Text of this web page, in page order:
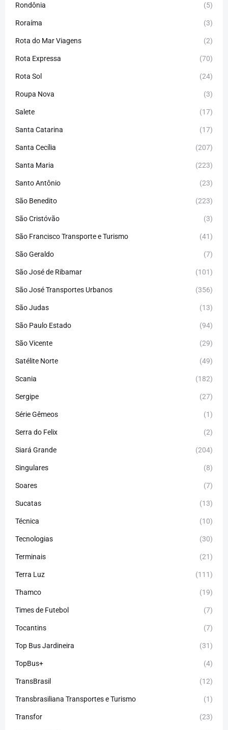
Rondônia (5)
Roraíma (3)
Rota do Mar Viagens (2)
Rota Expressa (70)
Rota Sol (24)
Roupa Nova (3)
Salete (17)
Santa Catarina (17)
Santa Cecília (207)
Santa Maria (223)
Santo Antônio (23)
São Benedito (223)
São Cristóvão (3)
São Francisco Transporte e Turismo (41)
São Geraldo (7)
São José de Ribamar (101)
São José Transportes Urbanos (356)
São Judas (13)
São Paulo Estado (94)
São Vicente (29)
Satélite Norte (49)
Scania (182)
Sergipe (27)
Série Gêmeos (1)
Serra do Felix (2)
Siará Grande (204)
Singulares (8)
Soares (7)
Sucatas (13)
Técnica (10)
Tecnologias (30)
Terminais (21)
Terra Luz (111)
Thamco (19)
Times de Futebol (7)
Tocantins (7)
Top Bus Jardineira (31)
TopBus+ (4)
TransBrasil (12)
Transbrasiliana Transportes e Turismo (1)
Transfor (23)